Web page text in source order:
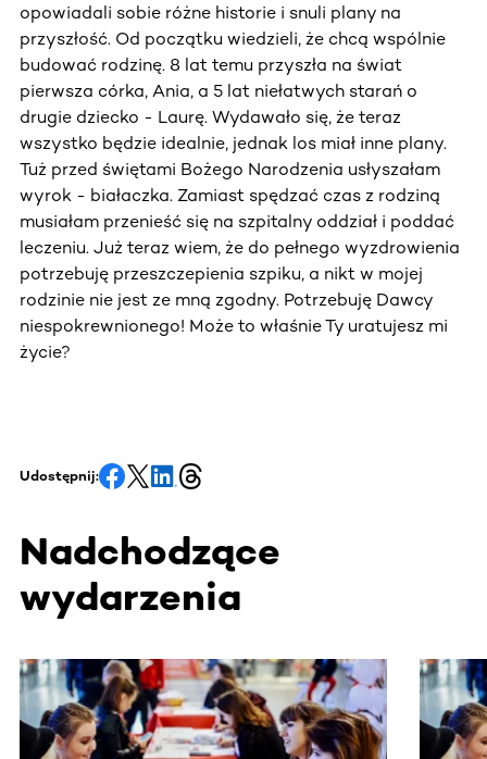
opowiadali sobie różne historie i snuli plany na
przyszłość. Od początku wiedzieli, że chcą wspólnie
budować rodzinę. 8 lat temu przyszła na świat
pierwsza córka, Ania, a 5 lat niełatwych starań o
drugie dziecko - Laurę. Wydawało się, że teraz
wszystko będzie idealnie, jednak los miał inne plany.
Tuż przed świętami Bożego Narodzenia usłyszałam
wyrok - białaczka. Zamiast spędzać czas z rodziną
musiałam przenieść się na szpitalny oddział i poddać
leczeniu. Już teraz wiem, że do pełnego wyzdrowienia
potrzebuję przeszczepienia szpiku, a nikt w mojej
rodzinie nie jest ze mną zgodny. Potrzebuję Dawcy
niespokrewnionego! Może to właśnie Ty uratujesz mi
życie?
Udostępnij:
Nadchodzące
wydarzenia
Ta sekcja zawiera treści przewijane w poziomie. Użyj